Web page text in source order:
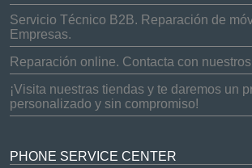
Servicio Técnico B2B. Reparación de
Empresas.
Reparación online. Contacta con
¡Visita nuestras tiendas y te daremos un
personalizado y sin compromiso!
PHONE SERVICE CENTER